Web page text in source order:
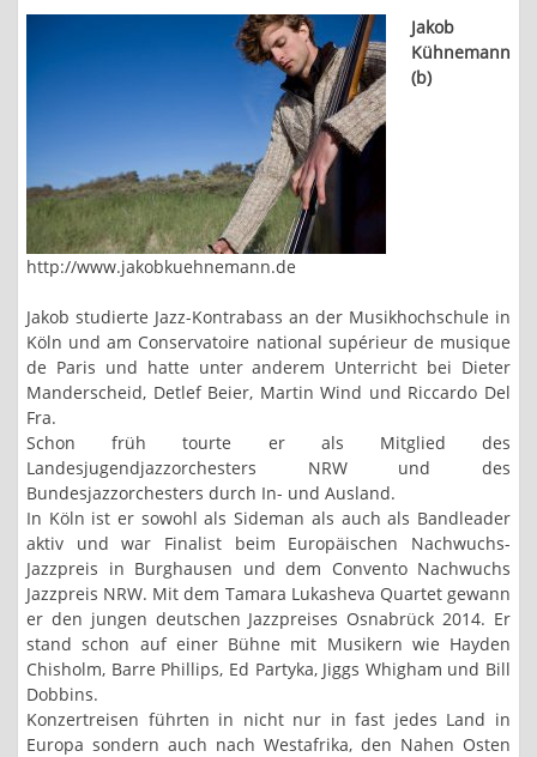
Jakob
Kühnemann
(b)
http://www.jakobkuehnemann.de
Jakob studierte Jazz-Kontrabass an der Musikhochschule in
Köln und am Conservatoire national supérieur de musique
de Paris und hatte unter anderem Unterricht bei Dieter
Manderscheid, Detlef Beier, Martin Wind und Riccardo Del
Fra.
Schon früh tourte er als Mitglied des
Landesjugendjazzorchesters NRW und des
Bundesjazzorchesters durch In- und Ausland.
In Köln ist er sowohl als Sideman als auch als Bandleader
aktiv und war Finalist beim Europäischen Nachwuchs-
Jazzpreis in Burghausen und dem Convento Nachwuchs
Jazzpreis NRW. Mit dem Tamara Lukasheva Quartet gewann
er den jungen deutschen Jazzpreises Osnabrück 2014. Er
stand schon auf einer Bühne mit Musikern wie Hayden
Chisholm, Barre Phillips, Ed Partyka, Jiggs Whigham und Bill
Dobbins.
Konzertreisen führten in nicht nur in fast jedes Land in
Europa sondern auch nach Westafrika, den Nahen Osten